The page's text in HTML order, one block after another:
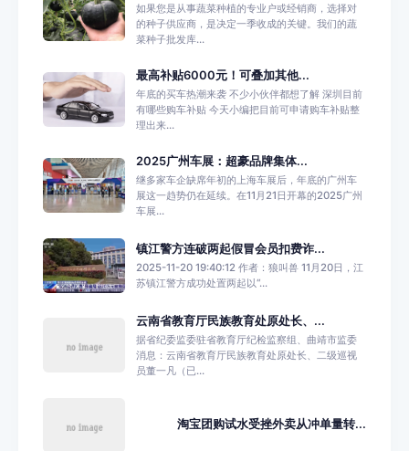
如果您是从事蔬菜种植的专业户或经销商，选择对
的种子供应商，是决定一季收成的关键。我们的蔬
菜种子批发库...
最高补贴6000元！可叠加其他...
年底的买车热潮来袭 不少小伙伴都想了解 深圳目前
有哪些购车补贴 今天小编把目前可申请购车补贴整
理出来...
2025广州车展：超豪品牌集体...
继多家车企缺席年初的上海车展后，年底的广州车
展这一趋势仍在延续。在11月21日开幕的2025广州
车展...
镇江警方连破两起假冒会员扣费诈...
2025-11-20 19:40:12 作者：狼叫兽 11月20日，江
苏镇江警方成功处置两起以“...
云南省教育厅民族教育处原处长、...
据省纪委监委驻省教育厅纪检监察组、曲靖市监委
消息：云南省教育厅民族教育处原处长、二级巡视
员董一凡（已...
淘宝团购试水受挫外卖从冲单量转...